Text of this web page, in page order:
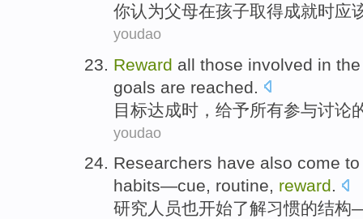
你认为父母在孩子取得成就时应
youdao
Reward all those involved in the
goals are reached
目标达成时 ，给予所有参与讨论
youdao
Researchers have also come to
habits—cue, routine, reward.
研究人员也开始了解习惯的结构